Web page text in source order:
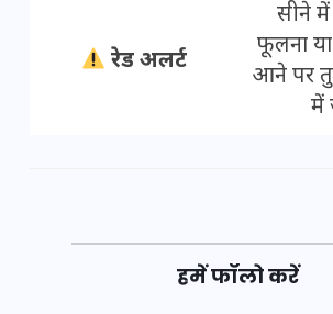
रेड अलर्ट
सीने में
फूलना
आने पर
में
हमें फॉलो करें